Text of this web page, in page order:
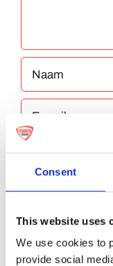
Consent
This website uses
We use cookies to
provide social
in deze
reageer.